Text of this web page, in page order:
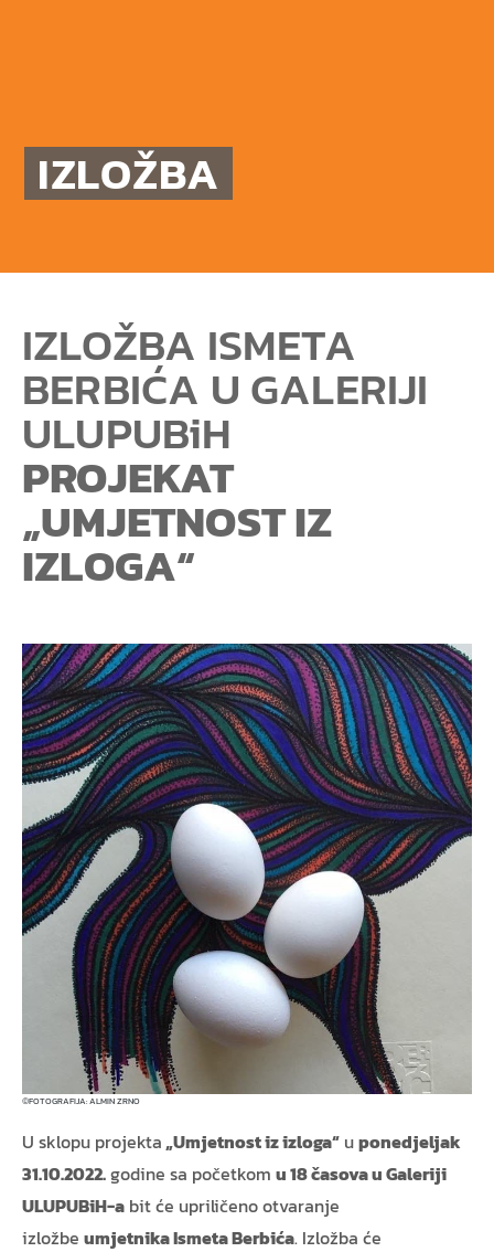
IZLOŽBA
IZLOŽBA ISMETA
BERBIĆA U GALERIJI
ULUPUBiH
PROJEKAT
„UMJETNOST IZ
IZLOGA“
©FOTOGRAFIJA: ALMIN ZRNO
U sklopu projekta„Umjetnost iz izloga“ uponedjeljak
31.10.2022.godine sa početkom u 18 časova u Galeriji
ULUPUBiH-a bit će upriličeno otvaranje
izložbe umjetnika Ismeta Berbića. Izložba će